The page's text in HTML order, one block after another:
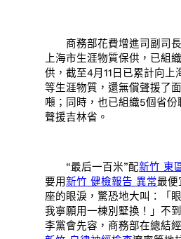
商務部花費增進司副司長
上海市生涯物質保供，已組
供，截至4月11日已累計向上
等生涯物質，還無償聲援了
噸；同時，也已組織5個省
聲援吉林省。
“最后一百米”配新竹 東
要用新竹 健檢報告 異常最便
座的眼淚，驚恐地大叫：「
我寧願用一棟別墅換！」不
李黨會先容，商務部在總結